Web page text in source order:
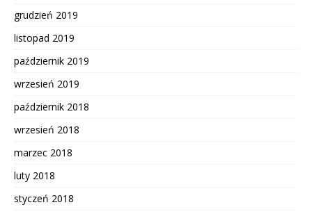
grudzień 2019
listopad 2019
październik 2019
wrzesień 2019
październik 2018
wrzesień 2018
marzec 2018
luty 2018
styczeń 2018